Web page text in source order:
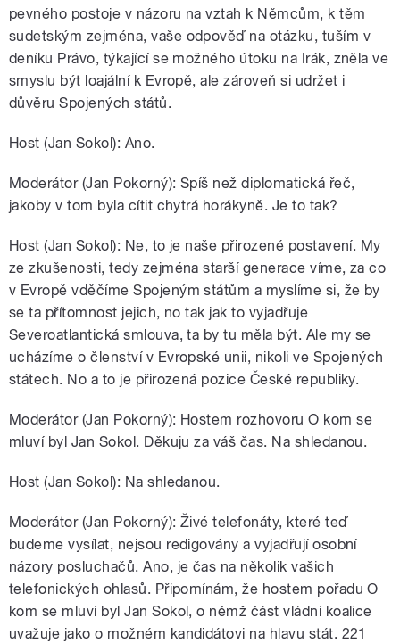
pevného postoje v názoru na vztah k Němcům, k těm
sudetským zejména, vaše odpověď na otázku, tuším v
deníku Právo, týkající se možného útoku na Irák, zněla ve
smyslu být loajální k Evropě, ale zároveň si udržet i
důvěru Spojených států.
Host (Jan Sokol): Ano.
Moderátor (Jan Pokorný): Spíš než diplomatická řeč,
jakoby v tom byla cítit chytrá horákyně. Je to tak?
Host (Jan Sokol): Ne, to je naše přirozené postavení. My
ze zkušenosti, tedy zejména starší generace víme, za co
v Evropě vděčíme Spojeným státům a myslíme si, že by
se ta přítomnost jejich, no tak jak to vyjadřuje
Severoatlantická smlouva, ta by tu měla být. Ale my se
ucházíme o členství v Evropské unii, nikoli ve Spojených
státech. No a to je přirozená pozice České republiky.
Moderátor (Jan Pokorný): Hostem rozhovoru O kom se
mluví byl Jan Sokol. Děkuju za váš čas. Na shledanou.
Host (Jan Sokol): Na shledanou.
Moderátor (Jan Pokorný): Živé telefonáty, které teď
budeme vysílat, nejsou redigovány a vyjadřují osobní
názory posluchačů. Ano, je čas na několik vašich
telefonických ohlasů. Připomínám, že hostem pořadu O
kom se mluví byl Jan Sokol, o němž část vládní koalice
uvažuje jako o možném kandidátovi na hlavu stát. 221